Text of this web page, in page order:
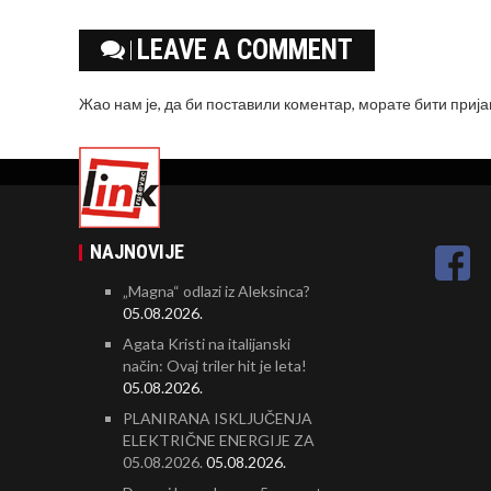
LEAVE A COMMENT
Жао нам је, да би поставили коментар, моратебити
NAJNOVIJE
„Magna“ odlazi iz Aleksinca?
05.08.2026.
Agata Kristi na italijanski
način: Ovaj triler hit je leta!
05.08.2026.
PLANIRANA ISKLJUČENJA
ELEKTRIČNE ENERGIJE ZA
05.08.2026. 05.08.2026.